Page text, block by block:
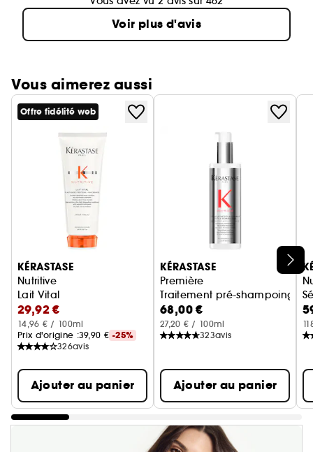
Voir plus d'avis
Vous aimerez aussi
Ignorer le carrousel produits
Offre fidélité web
KÉRASTASE
Nutritive
Lait Vital
29,92 €
14,96 € / 100ml
Prix d'origine :39,90 € -25%
326avis
Ajouter au panier
KÉRASTASE
Première
Traitement pré-shampoing
68,00 €
27,20 € / 100ml
323avis
Ajouter au panier